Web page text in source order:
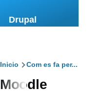
Drupal
Ruta
de
Inicio Com es fa per...
Moodle